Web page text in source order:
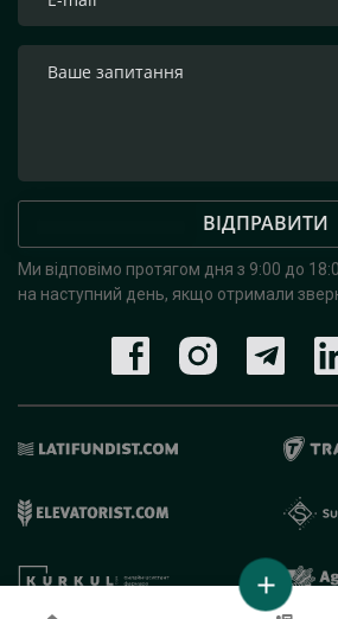
ВІДПРАВИТИ
Ми відповімо протягом дня з 9:00 до
на наступний день, якщо отримали